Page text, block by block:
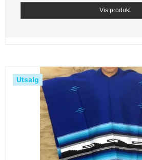
Vis produkt
Utsalg